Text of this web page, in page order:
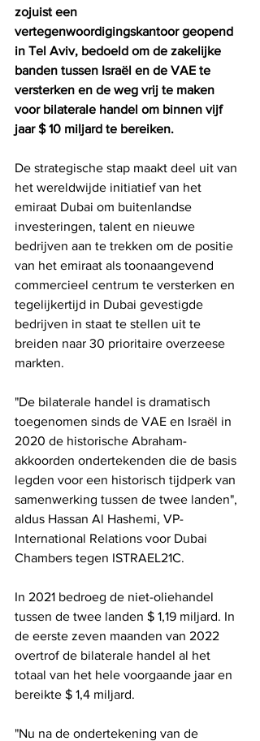
zojuist een
vertegenwoordigingskantoor geopend
in Tel Aviv, bedoeld om de zakelijke
banden tussen Israël en de VAE te
versterken en de weg vrij te maken
voor bilaterale handel om binnen vijf
jaar $ 10 miljard te bereiken.
De strategische stap maakt deel uit van
het wereldwijde initiatief van het
emiraat Dubai om buitenlandse
investeringen, talent en nieuwe
bedrijven aan te trekken om de positie
van het emiraat als toonaangevend
commercieel centrum te versterken en
tegelijkertijd in Dubai gevestigde
bedrijven in staat te stellen uit te
breiden naar 30 prioritaire overzeese
markten.
"De bilaterale handel is dramatisch
toegenomen sinds de VAE en Israël in
2020 de historische Abraham-
akkoorden ondertekenden die de basis
legden voor een historisch tijdperk van
samenwerking tussen de twee landen",
aldus Hassan Al Hashemi, VP-
International Relations voor Dubai
Chambers tegen ISTRAEL21C.
In 2021 bedroeg de niet-oliehandel
tussen de twee landen $ 1,19 miljard. In
de eerste zeven maanden van 2022
overtrof de bilaterale handel al het
totaal van het hele voorgaande jaar en
bereikte $ 1,4 miljard.
"Nu na de ondertekening van de